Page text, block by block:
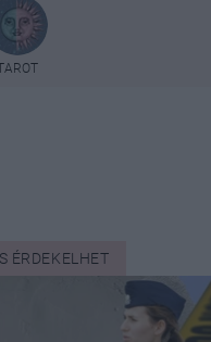
ÉRDEKELHET